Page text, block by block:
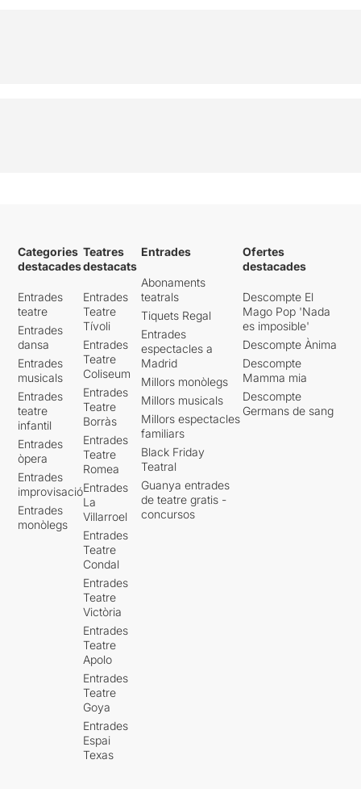
Categories
destacades
Entrades
teatre
Entrades
dansa
Entrades
musicals
Entrades
teatre
infantil
Entrades
òpera
Entrades
improvisació
Entrades
monòlegs
Teatres
destacats
Entrades
Teatre
Tívoli
Entrades
Teatre
Coliseum
Entrades
Teatre
Borràs
Entrades
Teatre
Romea
Entrades
La
Villarroel
Entrades
Teatre
Condal
Entrades
Teatre
Victòria
Entrades
Teatre
Apolo
Entrades
Teatre
Goya
Entrades
Espai
Texas
Entrades
Abonaments
teatrals
Tiquets Regal
Entrades
espectacles a
Madrid
Millors monòlegs
Millors musicals
Millors espectacles
familiars
Black Friday
Teatral
Guanya entrades
de teatre gratis -
concursos
Ofertes
destacades
Descompte El
Mago Pop 'Nada
es imposible'
Descompte Ànima
Descompte
Mamma mia
Descompte
Germans de sang